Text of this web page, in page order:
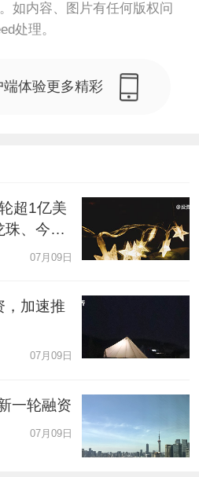
如内容、图片有任何版权问
处理。
体验更多精彩
超1亿美
珠、今日
07月09日
，加速推
07月09日
一轮融资
07月09日